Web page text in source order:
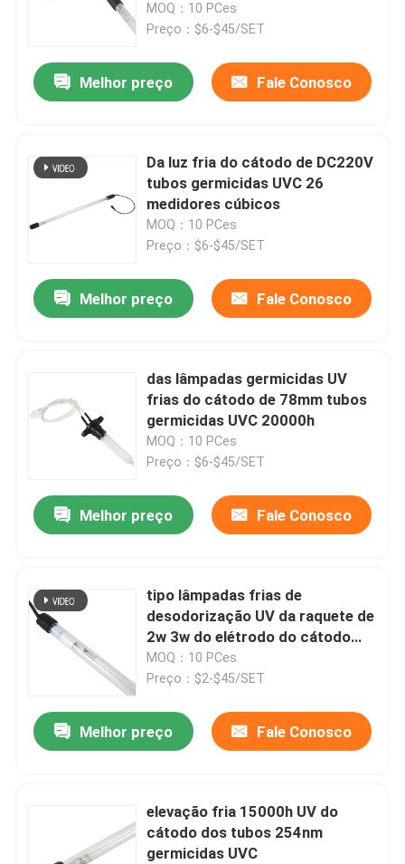
Produtos
MOQ：10 PCes
Preço：$6-$45/SET
Melhor preço Fale Conosco
Da luz fria do cátodo de DC220V
tubos germicidas UVC 26
medidores cúbicos
MOQ：10 PCes
Preço：$6-$45/SET
Melhor preço Fale Conosco
das lâmpadas germicidas UV
frias do cátodo de 78mm tubos
germicidas UVC 20000h
MOQ：10 PCes
Preço：$6-$45/SET
Melhor preço Fale Conosco
tipo lâmpadas frias de
desodorização UV da raquete de
2w 3w do elétrodo do cátodo
frio germicida UVC dos tubos
MOQ：10 PCes
Preço：$2-$45/SET
Melhor preço Fale Conosco
elevação fria 15000h UV do
cátodo dos tubos 254nm
germicidas UVC